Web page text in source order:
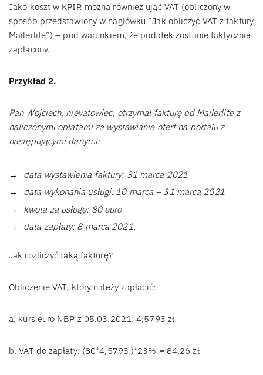
Jako koszt w KPIR można również ująć VAT (obliczony w
sposób przedstawiony w nagłówku “Jak obliczyć VAT z faktury
Mailerlite”) – pod warunkiem, że podatek zostanie faktycznie
zapłacony.
Przykład 2.
Pan Wojciech, nievatowiec, otrzymał fakturę od Mailerlite z
naliczonymi opłatami za wystawianie ofert na portalu z
następującymi danymi:
data wystawienia faktury: 31 marca 2021
data wykonania usługi: 10 marca – 31 marca 2021
kwota za usługę: 80 euro
data zapłaty: 8 marca 2021.
Jak rozliczyć taką fakturę?
Obliczenie VAT, który należy zapłacić:
a. kurs euro NBP z 05.03.2021: 4,5793 zł
b. VAT do zapłaty: (80*4,5793 )*23% = 84,26 zł